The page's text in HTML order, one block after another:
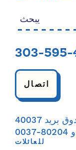
303-595-
اتصال
40037
للعائلات